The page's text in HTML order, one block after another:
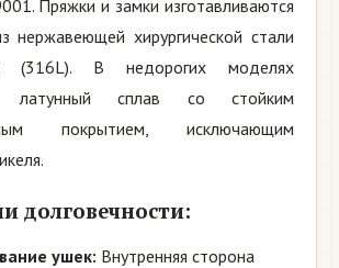
Пряжки и замки изготавливаются
нержавеющей хирургической стали
(316L). В недорогих моделях
латунный сплав со стойким
покрытием, исключающим
долговечности:
ушек: Внутренняя сторона